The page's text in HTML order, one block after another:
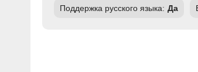
Поддержка русского языка: Да